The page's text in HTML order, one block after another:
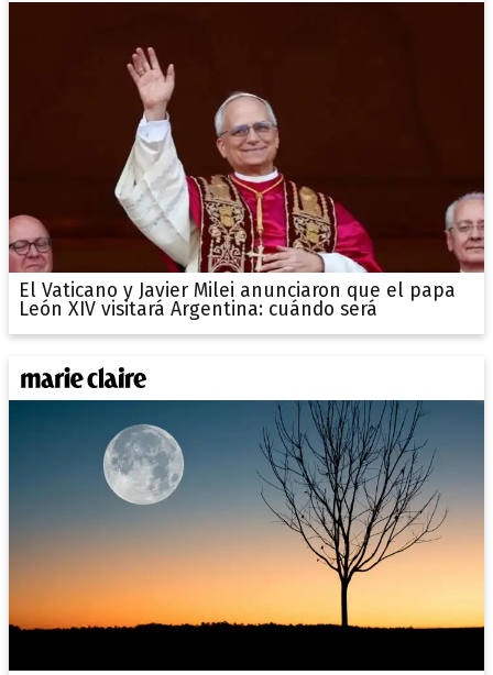
El Vaticano y Javier Milei anunciaron que el papa
León XIV visitará Argentina: cuándo será